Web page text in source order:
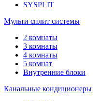
SYSPLIT
Мульти сплит системы
2 комнаты
3 комнаты
4 комнаты
5 комнат
Внутренние блоки
Канальные кондиционеры